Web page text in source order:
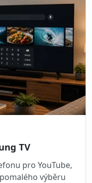
TV
pro YouTube,
výběru